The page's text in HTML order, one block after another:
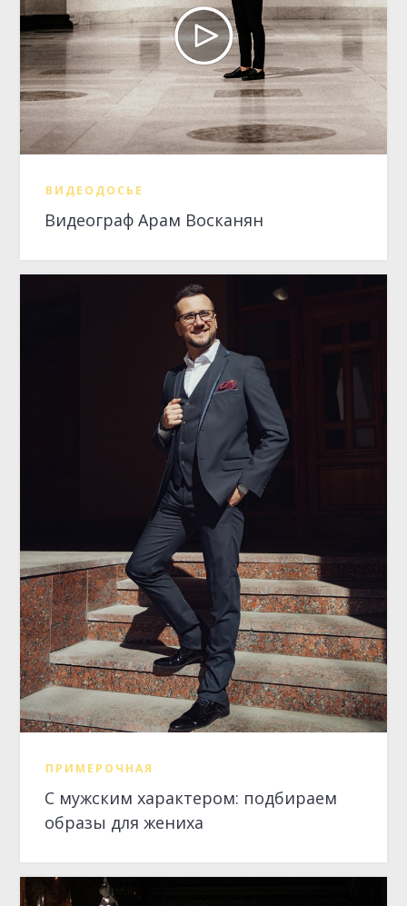
ВИДЕОДОСЬЕ
Видеограф Арам Восканян
ПРИМЕРОЧНАЯ
С мужским характером: подбираем
образы для жениха